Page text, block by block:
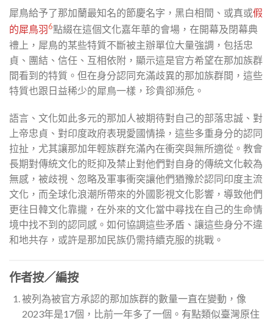
犀鳥給予了那加蘭最知名的節慶名字，黑白相間、或真或假
的犀鳥羽6點綴在這個文化嘉年華的會場，在開幕及閉幕典
禮上，犀鳥的某些特質不斷被主辦單位大量強調，包括忠
貞、團結、信任、互相依附，顯示這是官方希望在那加族群
間看到的特質。但在身分認同充滿歧異的那加族群間，這些
特質也跟日益稀少的犀鳥一樣，珍貴卻瀕危。
語言、文化如此多元的那加人被期待對自己的部落忠誠、對
上帝忠貞、對印度政府表現愛國情操，這些多重身分的認同
拉扯，尤其讓那加年輕族群充滿內在衝突與無所適從。教會
長期對傳統文化的貶抑及禁止對他們對自身的傳統文化較為
無感，被歧視、忽略及軍事衝突讓他們猶豫於認同印度主流
文化，而全球化浪潮所帶來的外國影視文化影響，導致他們
更往日韓文化靠攏，在外來的文化當中尋找在自己的生命情
境中找不到的認同感。如何協調這些矛盾、讓這些身分不違
和地共存，或許是那加民族仍需持續克服的挑戰。
作者按／編按
被列為被官方承認的那加族群的數量一直在變動，像
2023年是17個，比前一年多了一個。有點類似臺灣原住